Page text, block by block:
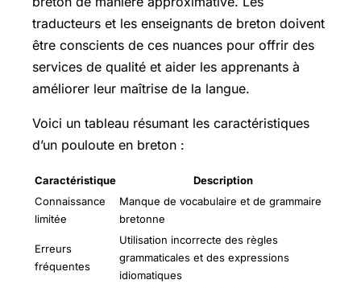
traducteurs et les enseignants de breton doivent
être conscients de ces nuances pour offrir des
services de qualité et aider les apprenants à
améliorer leur maîtrise de la langue.
Voici un tableau résumant les caractéristiques
d’un pouloute en breton :
Caractéristique
Description
Connaissance
limitée
Manque de vocabulaire et de grammaire
bretonne
Erreurs
fréquentes
Utilisation incorrecte des règles
grammaticales et des expressions
idiomatiques